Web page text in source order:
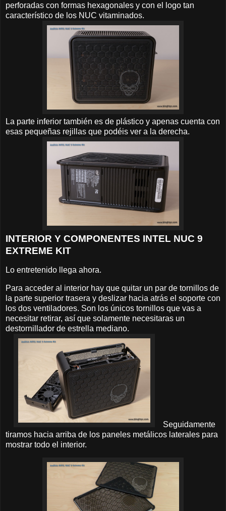
perforadas con formas hexagonales y con el logo tan
característico de los NUC vitaminados.
La parte inferior también es de plástico y apenas cuenta con
esas pequeñas rejillas que podéis ver a la derecha.
INTERIOR Y COMPONENTES INTEL NUC 9
EXTREME KIT
Lo entretenido llega ahora.
Para acceder al interior hay que quitar un par de tornillos de
la parte superior trasera y deslizar hacia atrás el soporte con
los dos ventiladores. Son los únicos tornillos que vas a
necesitar retirar, así que solamente necesitaras un
destornillador de estrella mediano.
Seguidamente
tiramos hacia arriba de los paneles metálicos laterales para
mostrar todo el interior.